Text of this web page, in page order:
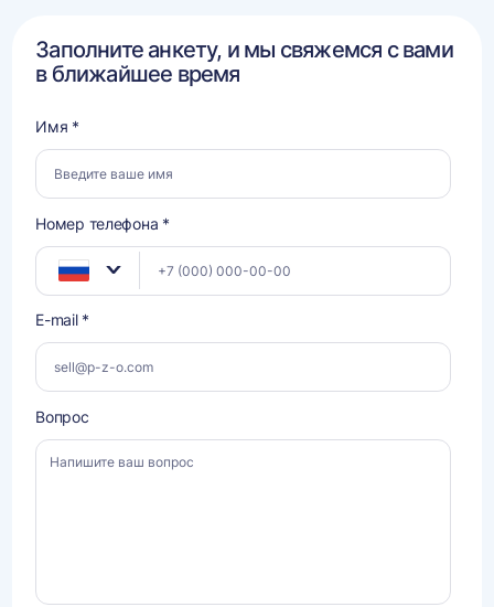
Заполните анкету, и мы свяжемся с вами
в ближайшее время
Имя *
Номер телефона *
E-mail *
Вопрос